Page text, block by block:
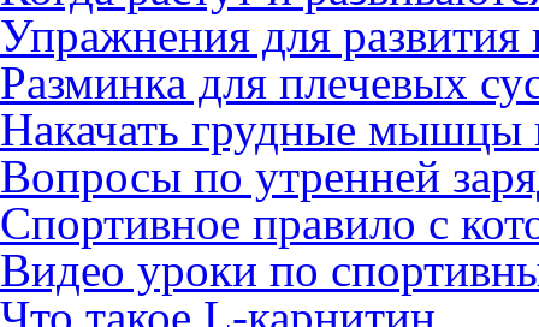
Упражнения для развития
Разминка для плечевых
Накачать грудные мышцы
Вопросы по утренней
Спортивное правило с
Видео уроки по